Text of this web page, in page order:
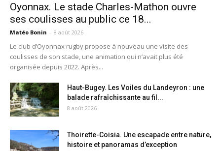
Oyonnax. Le stade Charles-Mathon ouvre
ses coulisses au public ce 18...
Matéo Bonin - 8 août 2026
Le club d’Oyonnax rugby propose à nouveau une visite des
coulisses de son stade, une animation qui n’avait plus été
organisée depuis 2022. Après...
Haut-Bugey. Les Voiles du Landeyron : une
balade rafraîchissante au fil...
8 août 2026
Thoirette-Coisia. Une escapade entre nature,
histoire et panoramas d’exception